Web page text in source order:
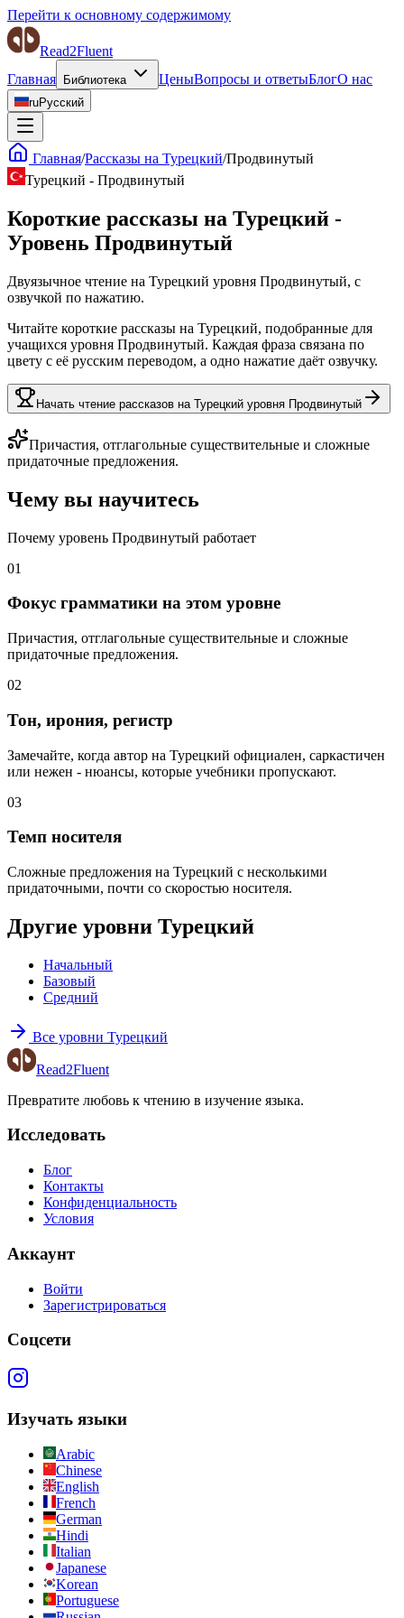
Перейти к основному содержимому
Read2Fluent
Главная
Библиотека ЦеныВопросы и ответыБлогО нас
ruРусский
Главная/Рассказы на Турецкий/Продвинутый
Турецкий - Продвинутый
Короткие рассказы на Турецкий -
Уровень Продвинутый
Двуязычное чтение на Турецкий уровня Продвинутый, с
озвучкой по нажатию.
Читайте короткие рассказы на Турецкий, подобранные для
учащихся уровня Продвинутый. Каждая фраза связана по
цвету с её русским переводом, а одно нажатие даёт озвучку.
Начать чтение рассказов на Турецкий уровня Продвинутый
Причастия, отглагольные существительные и сложные
придаточные предложения.
Чему вы научитесь
Почему уровень Продвинутый работает
01
Фокус грамматики на этом уровне
Причастия, отглагольные существительные и сложные
придаточные предложения.
02
Тон, ирония, регистр
Замечайте, когда автор на Турецкий официален, саркастичен
или нежен - нюансы, которые учебники пропускают.
03
Темп носителя
Сложные предложения на Турецкий с несколькими
придаточными, почти со скоростью носителя.
Другие уровни Турецкий
Начальный
Базовый
Средний
Все уровни Турецкий
Read2Fluent
Превратите любовь к чтению в изучение языка.
Исследовать
Блог
Контакты
Конфиденциальность
Условия
Аккаунт
Войти
Зарегистрироваться
Соцсети
Изучать языки
Arabic
Chinese
English
French
German
Hindi
Italian
Japanese
Korean
Portuguese